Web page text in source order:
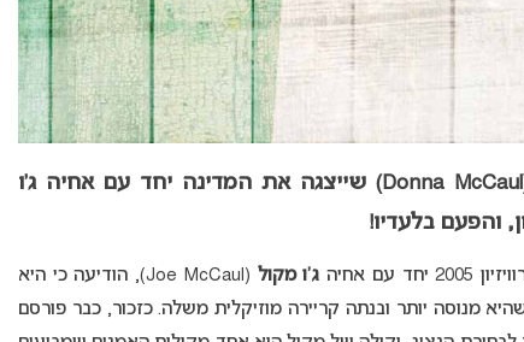
נציגת אירלנד באירוויזיון 2005, דונה מקול (Donna McCaul) שייצגה את המדינה יחד עם אחיה ג’ו
ג’ו מקול
(Joe McCaul), הודיעה כי היא
מנוסה יותר ובנתה קריירה מוזיקלית משלה. כזכור, כבר פורסם